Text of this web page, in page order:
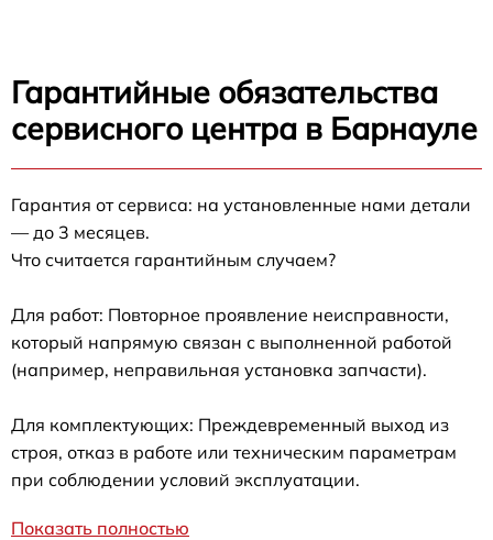
Гарантийные обязательства
сервисного центра в Барнауле
Гарантия от сервиса: на установленные нами детали
— до 3 месяцев.
Что считается гарантийным случаем?
Для работ: Повторное проявление неисправности,
который напрямую связан с выполненной работой
(например, неправильная установка запчасти).
Для комплектующих: Преждевременный выход из
строя, отказ в работе или техническим параметрам
при соблюдении условий эксплуатации.
Показать полностью